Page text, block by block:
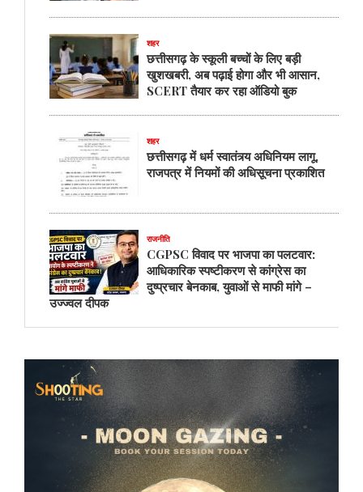
शहर
छत्तीसगढ़ के स्कूली बच्चों के लिए बड़ी
खुशखबरी, अब पढ़ाई होगा और भी आसान,
SCERT तैयार कर रहा ऑडियो बुक
शहर
छत्तीसगढ़ में धर्म स्वातंत्र्य अधिनियम लागू,
राजपत्र में नियमों की अधिसूचना प्रकाशित
राजनीति
CGPSC विवाद पर भाजपा का पलटवार:
आधिकारिक स्पष्टीकरण से कांग्रेस का
दुष्प्रचार बेनकाब, युवाओं से माफी मांगे –
उज्ज्वल दीपक